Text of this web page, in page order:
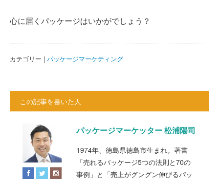
心に届くパッケージはいかがでしょう？
カテゴリー | パッケージマーケティング
この記事を書いた人
パッケージマーケッター 松浦陽司
1974年、徳島県徳島市生まれ。著書
「売れるパッケージ5つの法則と70の
事例」と「売上がグングン伸びるパッ